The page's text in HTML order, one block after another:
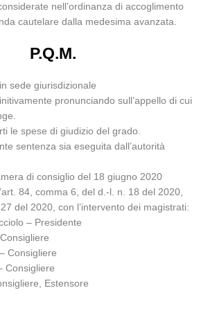
nell’ordinanza di accoglimento
cautelare dalla medesima avanzata.
P.Q.M.
sede giurisdizionale
pronunciando sull’appello di cui
le spese di giudizio del grado.
sentenza sia eseguita dall’autorità
di consiglio del 18 giugno 2020
84, comma 6, del d.-l. n. 18 del 2020,
del 2020, con l’intervento dei magistrati:
– Presidente
Consigliere
Consigliere
Estensore